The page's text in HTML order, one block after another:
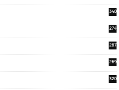
340
274
287
269
320